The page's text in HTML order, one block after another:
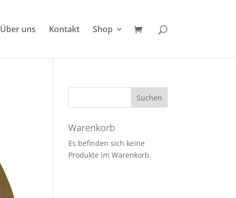
Über uns Kontakt Shop
Warenkorb
Es befinden sich keine
Produkte im Warenkorb.